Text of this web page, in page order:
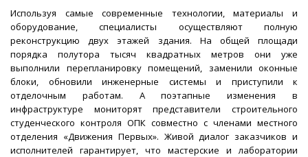
Используя самые современные технологии, материалы и
оборудование, специалисты осуществляют полную
реконструкцию двух этажей здания. На общей площади
порядка полутора тысяч квадратных метров они уже
выполнили перепланировку помещений, заменили оконные
блоки, обновили инженерные системы и приступили к
отделочным работам. А поэтапные изменения в
инфраструктуре мониторят представители строительного
студенческого контроля ОПК совместно с членами местного
отделения «Движения Первых». Живой диалог заказчиков и
исполнителей гарантирует, что мастерские и лаборатории